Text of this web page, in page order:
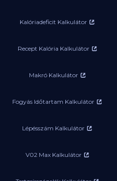
Kalóriadeficit Kalkulátor
Recept Kalória Kalkulátor
Makró Kalkulátor
Fogyás Időtartam Kalkulátor
Lépésszám Kalkulátor
V02 Max Kalkulátor